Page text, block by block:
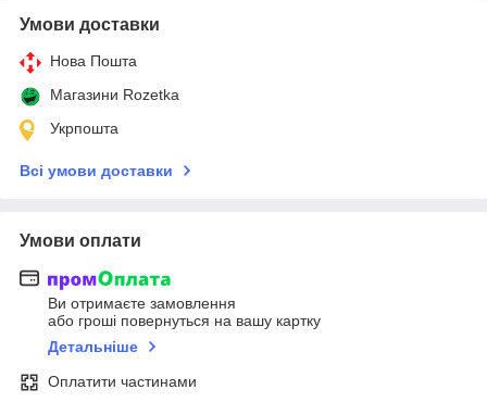
Умови доставки
Нова Пошта
Магазини Rozetka
Укрпошта
Всі умови доставки
Умови оплати
Ви отримаєте замовлення
або гроші повернуться на вашу картку
Детальніше
Оплатити частинами